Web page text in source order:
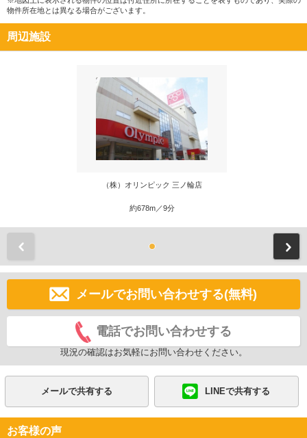
物件所在地とは異なる場合がございます。
周辺施設
（株）オリンピック 三ノ輪店
約678m／9分
メールでお問い合わせする(無料)
電話でお問い合わせする
現況の確認はお気軽にお問い合わせください。
メールで共有する LINEで共有する
お客様の声